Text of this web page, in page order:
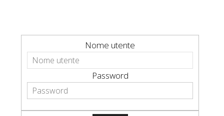
Nome utente
Password